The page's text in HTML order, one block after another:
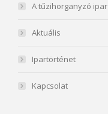
A tűzihorganyzó ipar
Aktuális
Ipartörténet
Kapcsolat